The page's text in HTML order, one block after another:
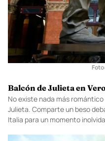
Balcón de Julieta en